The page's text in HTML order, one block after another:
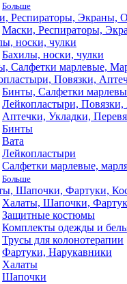
Больше
Респираторы, Экраны,
Маски, Респираторы,
носки, чулки
Бахилы, носки, чулки
Салфетки марлевые,
Повязки,
Бинты, Салфетки
Лейкопластыри, Повязки,
Аптечки, Укладки,
Бинты
Вата
Лейкопластыри
Салфетки марлевые,
Больше
Шапочки, Фартуки,
Халаты, Шапочки,
Защитные костюмы
Комплекты одежды и
Трусы для колонотерапии
Фартуки, Нарукавники
Халаты
Шапочки